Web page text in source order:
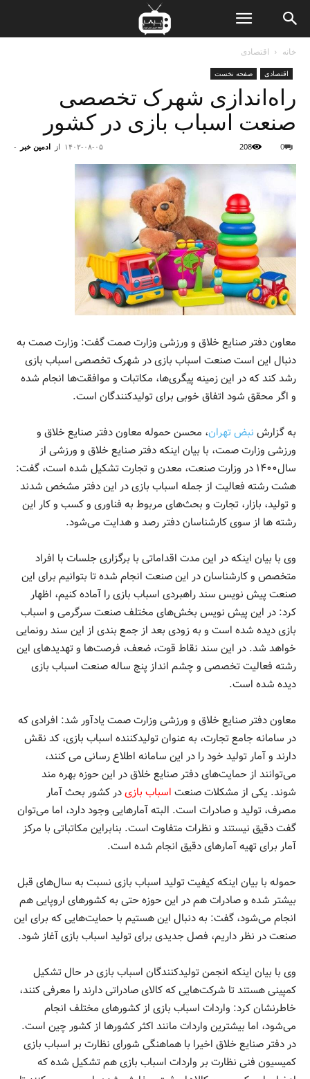
خانه اقتصادی
اقتصادی صفحه نخست
را‌ه‌اندازی شهرک تخصصی
صنعت اسباب بازی در کشور
از ادمین خبر - ۱۴۰۲-۰۸-۰۵ 0
208
معاون دفتر صنایع خلاق و ورزشی وزارت صمت گفت: وزارت صمت به
دنبال این است صنعت اسباب بازی در شهرک تخصصی اسباب بازی
رشد کند که در این زمینه پیگری‌ها، مکاتبات و موافقت‌ها انجام شده
و اگر محقق شود اتفاق خوبی برای تولیدکنندگان است.
به گزارش نبض تهران، محسن حموله معاون دفتر صنایع خلاق و
ورزشی وزارت صمت، با بیان اینکه دفتر صنایع خلاق و ورزشی از
سال۱۴۰۰ در وزارت صنعت، معدن و تجارت تشکیل شده است، گفت:
هشت رشته فعالیت از جمله اسباب بازی در این دفتر مشخص شدند
و تولید، بازار، تجارت و بحث‌های مربوط به فناوری و کسب و کار این
رشته ها از سوی کارشناسان دفتر رصد و هدایت می‌شود.
وی با بیان اینکه در این مدت اقداماتی با برگزاری جلسات با افراد
متخصص و کارشناسان در این صنعت انجام شده تا بتوانیم برای این
صنعت پیش نویس سند راهبردی اسباب بازی را آماده کنیم، اظهار
کرد: در این پیش نویس بخش‌های مختلف صنعت سرگرمی و اسباب
بازی دیده شده است و به زودی بعد از جمع بندی از این سند رونمایی
خواهد شد. در این سند نقاط قوت، ضعف، فرصت‌ها و تهدیدهای این
رشته فعالیت تخصصی و چشم انداز پنج ساله صنعت اسباب بازی
دیده شده است.
معاون دفتر صنایع خلاق و ورزشی وزارت صمت یادآور شد: افرادی که
در سامانه جامع تجارت، به عنوان تولیدکننده اسباب بازی، کد نقش
دارند و آمار تولید خود را در این سامانه اطلاع رسانی می کنند،
می‌توانند از حمایت‌های دفتر صنایع خلاق در این حوزه بهره مند
شوند. یکی از مشکلات صنعت اسباب بازیدر کشور بحث آمار
مصرف، تولید و صادرات است. البته آمارهایی وجود دارد، اما می‌توان
گفت دقیق نیستند و نظرات متفاوت است. بنابراین مکاتباتی با مرکز
آمار برای تهیه آمارهای دقیق انجام شده است.
حموله با بیان اینکه کیفیت تولید اسباب بازی نسبت به سال‌های قبل
بیشتر شده و صادرات هم در این حوزه حتی به کشورهای اروپایی هم
انجام می‌شود، گفت: به دنبال این هستیم با حمایت‌هایی که برای این
صنعت در نظر داریم، فصل جدیدی برای تولید اسباب بازی آغاز شود.
وی با بیان اینکه انجمن تولیدکنندگان اسباب بازی در حال تشکیل
کمپینی هستند تا شرکت‌هایی که کالای صادراتی دارند را معرفی کنند،
خاطرنشان کرد: واردات اسباب بازی از کشورهای مختلف انجام
می‌شود، اما بیشترین واردات مانند اکثر کشورها از کشور چین است.
در دفتر صنایع خلاق اخیرا با هماهنگی شورای نظارت بر اسباب بازی
کمیسیون فنی نظارت بر واردات اسباب بازی هم تشکیل شده که